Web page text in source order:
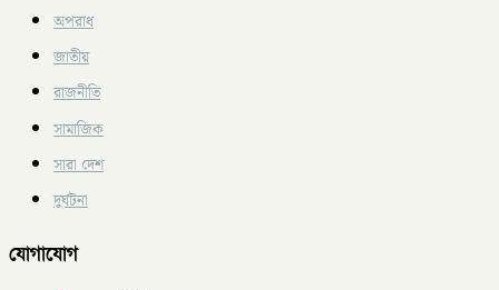
অপরাধ
জাতীয়
রাজনীতি
সামাজিক
সারা দেশ
দুর্ঘটনা
যোগাযোগ